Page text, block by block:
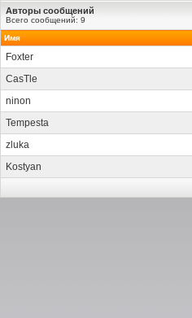
Авторы сообщений
Всего сообщений: 9
Имя
Foxter
CasTle
ninon
Tempesta
zluka
Kostyan